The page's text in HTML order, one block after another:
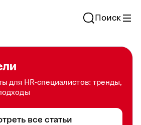
Поиск
для HR-специалистов: тренды,
все статьи